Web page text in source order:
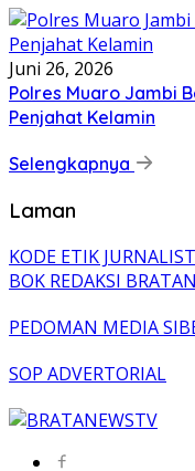
Juni 26, 2026
Polres Muaro Jambi
Penjahat Kelamin
Selengkapnya
Laman
KODE ETIK
BOK REDAKSI
PEDOMAN MEDIA
SOP ADVERTORIAL